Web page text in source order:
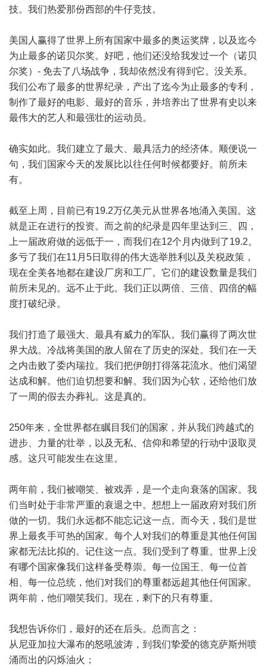
技。我们热爱那份西部的牛仔竞技。
美国人赢得了世界上所有国家中最多的奥运奖牌，以及迄今
为止最多的诺贝尔奖。好吧，他们还没给我发过一个（诺贝
尔奖）- 免去了八场战争，我却依然没有得到它。没关系。
我们公布了最多的世界纪录，产出了迄今为止最多的专利，
制作了最好的电影、最好的音乐，并培养出了世界有史以来
最伟大的艺人和最强壮的运动员。
确实如此。我们建立了最大、最具活力的经济体。顺便说一
句，我们国家今天的发展比以往任何时候都要好。前所未
有。
截至上周，目前已有19.2万亿美元从世界各地涌入美国。这
就是正在进行的投资。而之前的纪录是四年里达到三、四，
上一届政府做的远低于一，而我们在12个月内做到了19.2。
多亏了我们在11月5日取得的伟大选举胜利以及关税政策，
现在全美各地都在建设厂房和工厂。它们的建设数量是我们
前所未见的。远不止于此。我们正以两倍、三倍、四倍的幅
度打破纪录。
我们打造了最强大、最具有威力的军队。我们赢得了两次世
界大战。冷战将美国的敌人留在了历史的深处。我们在一天
之内击败了委内瑞拉。我们把伊朗打得落花流水。他们渴望
达成和解。他们迫切想要和解。我们因为心软，还给他们放
了一周的假去办葬礼。这是真的。
250年来，全世界都在瞩目我们的国家，并从我们跨越式的
进步、力量的壮举，以及无私、信仰和希望的行动中汲取灵
感。这只可能发生在这里。
两年前，我们被嘲笑、被戏弄，是一个走向衰落的国家。我
们当时处于非常严重的衰退之中。想想上一届政府对我们所
做的一切。我们永远都不能忘记这一点。而今天，我们是世
界上最炙手可热的国家。每个人对我们的尊重是其他任何国
家都无法比拟的。记住这一点。我们受到了尊重。世界上没
有哪个国家像我们这样备受尊崇。每一位国王、每一位首
相、每一位总统，他们对我们的尊重都远超其他任何国家。
两年前，他们嘲笑我们。现在，剩下的只有尊重。
我想告诉你们，最好的还在后头。总而言之：
从尼亚加拉大瀑布的怒吼波涛，到我们挚爱的德克萨斯州喷
涌而出的闪烁油火；